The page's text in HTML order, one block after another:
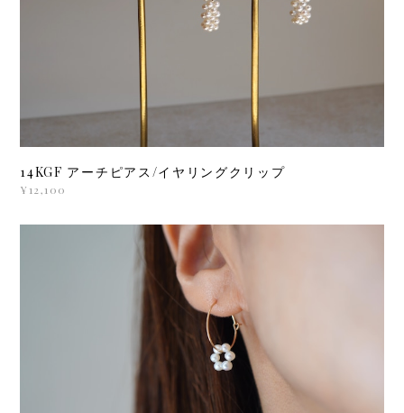
14KGF アーチピアス/イヤリングクリップ
¥12,100